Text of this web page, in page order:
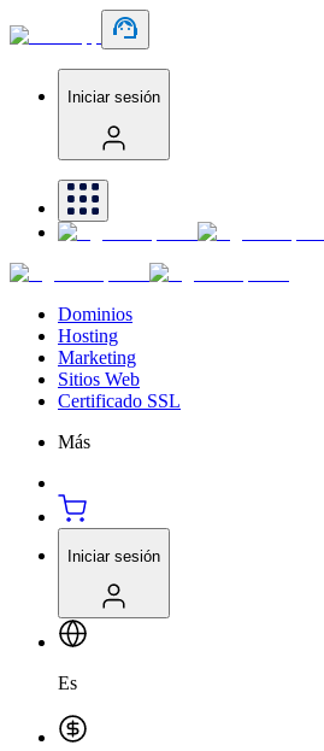
Iniciar sesión
Dominios
Hosting
Marketing
Sitios Web
Certificado SSL
Más
Iniciar sesión
Es